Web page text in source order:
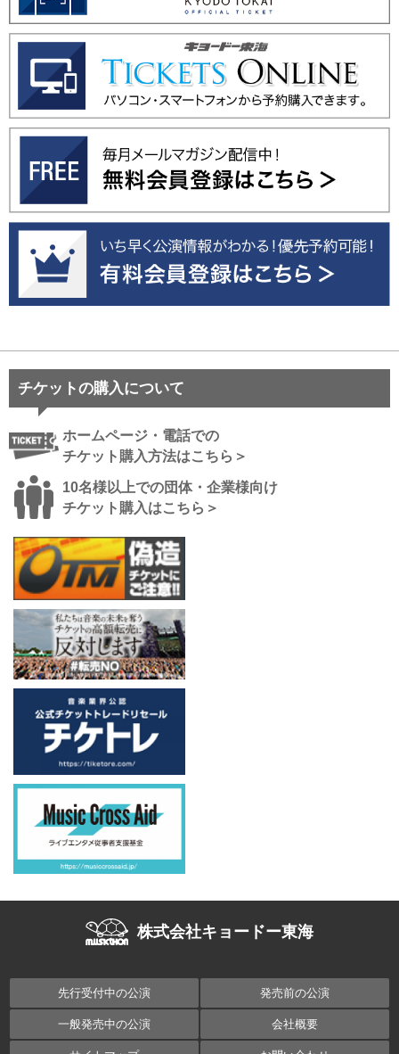
チケットの購入について
ホームページ・電話での
チケット購入方法はこちら＞
10名様以上での団体・企業様向け
チケット購入はこちら＞
株式会社キョードー東海
先行受付中の公演 発売前の公演
一般発売中の公演 会社概要